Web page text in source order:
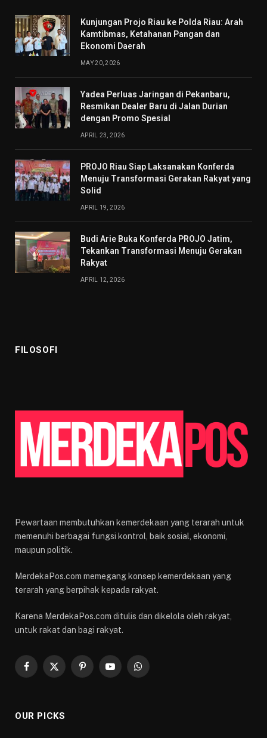
Kunjungan Projo Riau ke Polda Riau: Arah
Kamtibmas, Ketahanan Pangan dan
Ekonomi Daerah
MAY 20, 2026
Yadea Perluas Jaringan di Pekanbaru,
Resmikan Dealer Baru di Jalan Durian
dengan Promo Spesial
APRIL 23, 2026
PROJO Riau Siap Laksanakan Konferda
Menuju Transformasi Gerakan Rakyat yang
Solid
APRIL 19, 2026
Budi Arie Buka Konferda PROJO Jatim,
Tekankan Transformasi Menuju Gerakan
Rakyat
APRIL 12, 2026
FILOSOFI
Pewartaan membutuhkan kemerdekaan yang terarah untuk
memenuhi berbagai fungsi kontrol, baik sosial, ekonomi,
maupun politik.
MerdekaPos.com memegang konsep kemerdekaan yang
terarah yang berpihak kepada rakyat.
Karena MerdekaPos.com ditulis dan dikelola oleh rakyat,
untuk rakat dan bagi rakyat.
Facebook
X
PinterestYouTubeWhatsApp
OUR PICKS